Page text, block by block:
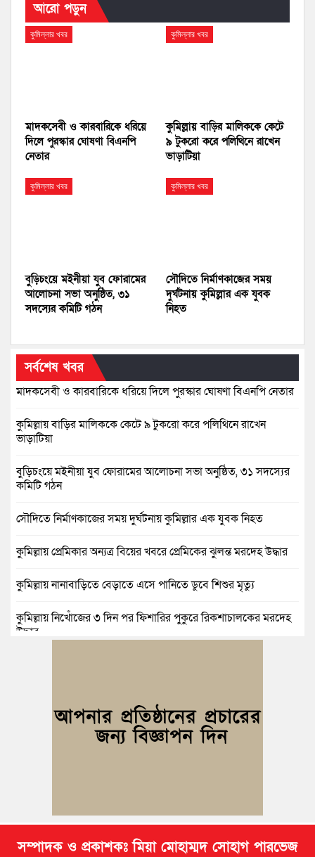
আরো পড়ুন
কুমিল্লার খবর
মাদকসেবী ও কারবারিকে ধরিয়ে
দিলে পুরস্কার ঘোষণা বিএনপি
নেতার
কুমিল্লার খবর
কুমিল্লায় বাড়ির মালিককে কেটে
৯ টুকরো করে পলিথিনে রাখেন
ভাড়াটিয়া
কুমিল্লার খবর
বুড়িচংয়ে মইনীয়া যুব ফোরামের
আলোচনা সভা অনুষ্ঠিত, ৩১
সদস্যের কমিটি গঠন
কুমিল্লার খবর
সৌদিতে নির্মাণকাজের সময়
দুর্ঘটনায় কুমিল্লার এক যুবক
নিহত
সর্বশেষ খবর
মাদকসেবী ও কারবারিকে ধরিয়ে দিলে পুরস্কার ঘোষণা বিএনপি নেতার
কুমিল্লায় বাড়ির মালিককে কেটে ৯ টুকরো করে পলিথিনে রাখেন
ভাড়াটিয়া
বুড়িচংয়ে মইনীয়া যুব ফোরামের আলোচনা সভা অনুষ্ঠিত, ৩১ সদস্যের
কমিটি গঠন
সৌদিতে নির্মাণকাজের সময় দুর্ঘটনায় কুমিল্লার এক যুবক নিহত
কুমিল্লায় প্রেমিকার অন্যত্র বিয়ের খবরে প্রেমিকের ঝুলন্ত মরদেহ উদ্ধার
কুমিল্লায় নানাবাড়িতে বেড়াতে এসে পানিতে ডুবে শিশুর মৃত্যু
কুমিল্লায় নিখোঁজের ৩ দিন পর ফিশারির পুকুরে রিকশাচালকের মরদেহ
উদ্ধার
বুড়িচংয়ে জুলাই ও গণঅভ্যুত্থান দিবস উপলক্ষে ১১ দলীয় জোটের র‍্যালি
ও আলোচনা সভা
সম্পাদক ও প্রকাশকঃ মিয়া মোহাম্মদ সোহাগ পারভেজ